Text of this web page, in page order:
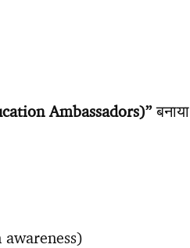
Ambassadors)”बनाया
awareness)